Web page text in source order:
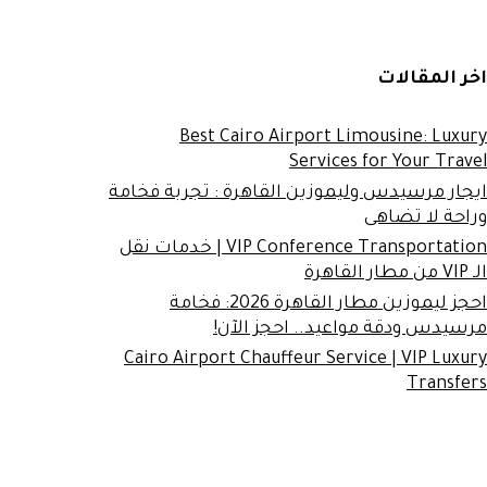
اخر المقالات
Best Cairo Airport Limousine: Luxury
Services for Your Travel
ايجار مرسيدس وليموزين القاهرة : تجربة فخامة
وراحة لا تضاهى
VIP Conference Transportation | خدمات نقل
الـ VIP من مطار القاهرة
احجز ليموزين مطار القاهرة 2026: فخامة
مرسيدس ودقة مواعيد.. احجز الآن!
Cairo Airport Chauffeur Service | VIP Luxury
Transfers